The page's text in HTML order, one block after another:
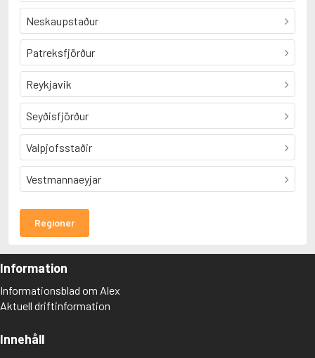
Neskaupstaður
Patreksfjörður
Reykjavik
Seyðisfjörður
Valpjofsstaðir
Vestmannaeyjar
Regioner
Information
Informationsblad om Alex
Aktuell driftinformation
Innehåll